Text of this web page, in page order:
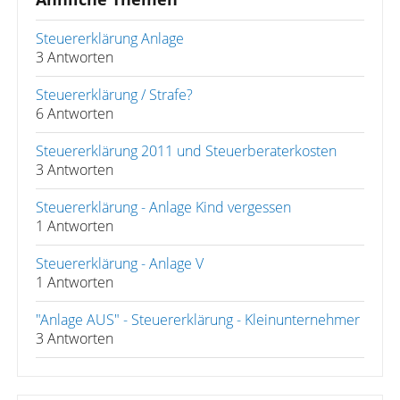
Steuererklärung Anlage
3 Antworten
Steuererklärung / Strafe?
6 Antworten
Steuererklärung 2011 und Steuerberaterkosten
3 Antworten
Steuererklärung - Anlage Kind vergessen
1 Antworten
Steuererklärung - Anlage V
1 Antworten
"Anlage AUS" - Steuererklärung - Kleinunternehmer
3 Antworten